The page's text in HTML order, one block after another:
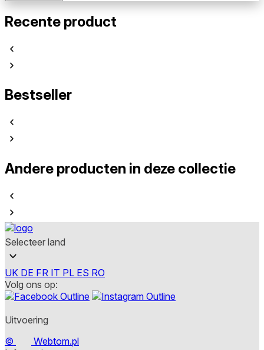
Recente product
Bestseller
Andere producten in deze collectie
Selecteer land
UK DE FR IT PL ES RO
Volg ons op:
Uitvoering
©
Webtom.pl